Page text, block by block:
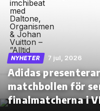
NYHETER 7 jul, 2026
Adidas
matchbollen för
finalmatcherna i